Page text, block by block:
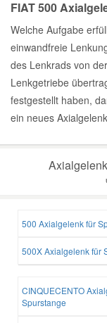
FIAT 500
Welche Aufgabe
einwandfreie
des Lenkrads von
Lenkgetriebe
festgestellt haben,
ein neues
500 Axialgelenk für
500X Axialgelenk für
CINQUECENTO
Spurstange